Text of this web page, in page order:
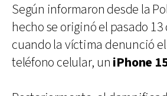
Según informaron desde la
hecho se originó el pasado 13
cuando la víctima denunció
teléfono celular, un iPhone